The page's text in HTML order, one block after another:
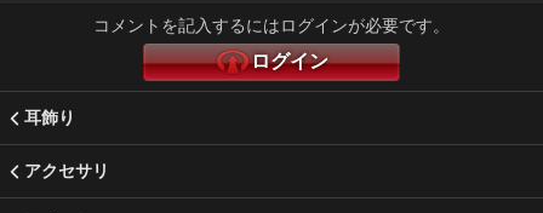
コメントを記入するにはログインが必要です。
ログイン
耳飾り
アクセサリ